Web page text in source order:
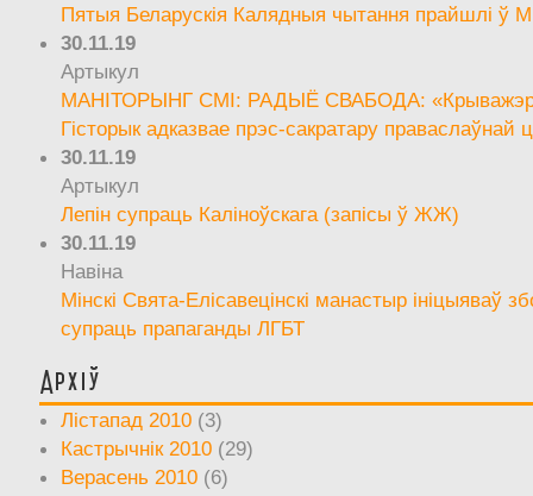
Пятыя Беларускія Калядныя чытання прайшлі ў
30.11.19
Артыкул
МАНІТОРЫНГ СМІ: РАДЫЁ СВАБОДА:
Гісторык адказвае прэс-сакратару праваслаўнай
30.11.19
Артыкул
Лепін супраць Каліноўскага (запісы ў ЖЖ)
30.11.19
Навіна
Мінскі Свята-Елісавецінскі манастыр ініцыяваў
супраць прапаганды ЛГБТ
Архіў
Лістапад 2010 (3)
Кастрычнік 2010 (29)
Верасень 2010 (6)